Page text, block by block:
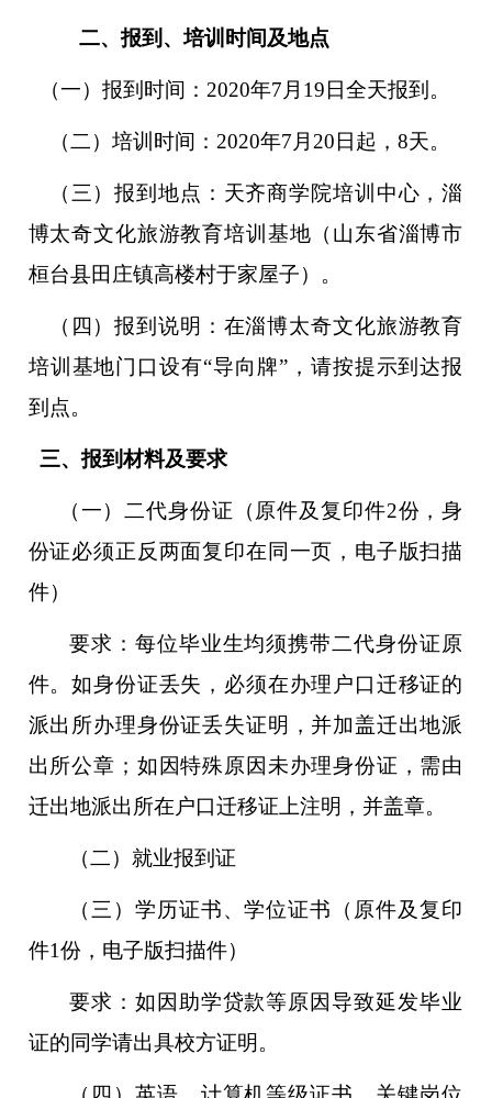
二、报到、培训时间及地点
（一）报到时间：2020年7月 19 日全天报到。
（二）培训时间：2020年7月 20 日起， 8天。
（三）报到地点：天齐商学院培训中心，淄
博太奇文化旅游教育培训基地（山东省淄博市
桓台县田庄镇高楼村于家屋子）。
（四）报到说明：在淄博太奇文化旅游教育
培训基地门口设有“导向牌”，请按提示到达报
到点。
三、报到材料及要求
（一）二代身份证（原件及复印件2份，身
份证必须正反两面复印在同一页，电子版扫描
件）
要求：每位毕业生均须携带二代身份证原
件。如身份证丢失，必须在办理户口迁移证的
派出所办理身份证丢失证明，并加盖迁出地派
出所公章；如因特殊原因未办理身份证，需由
迁出地派出所在户口迁移证上注明，并盖章。
（二） 就业报到证
（三） 学历证书、学位证书（原件及复印
件1份，电子版扫描件）
要求：如因助学贷款等原因导致延发毕业
证的同学请出具校方证明。